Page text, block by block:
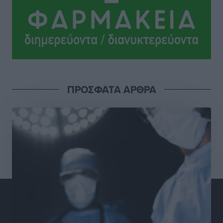
Ανατροπές στη Δημοτική Επιτροπή Ρόδου μετά την
ανεξαρτητοποίηση του Μιχαήλ Κορδίνα
Σουηδός του!
Χατζηβασιλείου: Προτεραιότητα της ΕΕ η προστασία
πριν 13 ώρες
Κάρπαθος: Το πιο υποτιμημένο νησί είναι ένας
κρυφός παράδεισος στα Δωδεκάνησα
πριν 14 ώρες
ΠΡΟΣΦΑΤΑ ΑΡΘΡΑ